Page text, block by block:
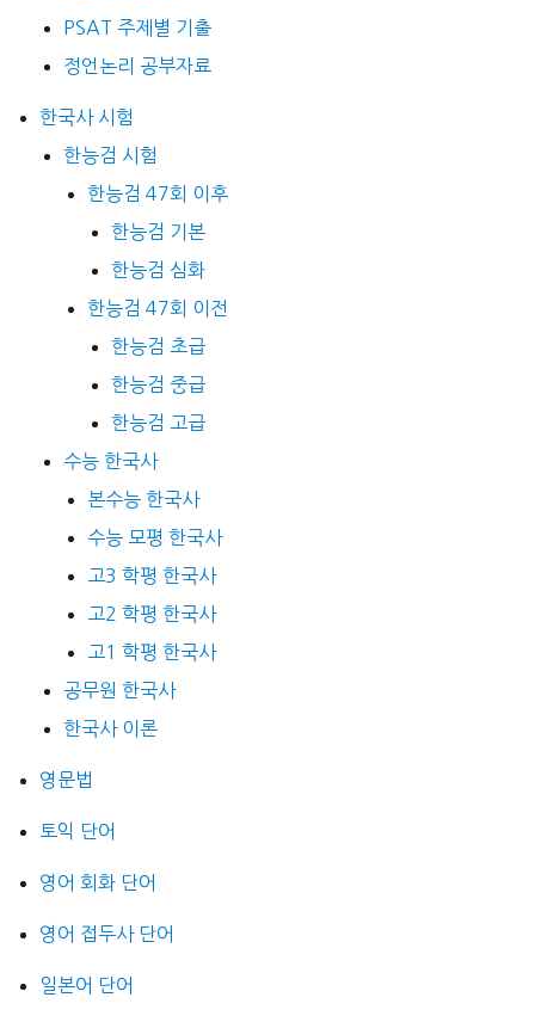
PSAT 주제별 기출
정언논리 공부자료
한국사 시험
한능검 시험
한능검 47회 이후
한능검 기본
한능검 심화
한능검 47회 이전
한능검 초급
한능검 중급
한능검 고급
수능 한국사
본수능 한국사
수능 모평 한국사
고3 학평 한국사
고2 학평 한국사
고1 학평 한국사
공무원 한국사
한국사 이론
영문법
토익 단어
영어 회화 단어
영어 접두사 단어
일본어 단어